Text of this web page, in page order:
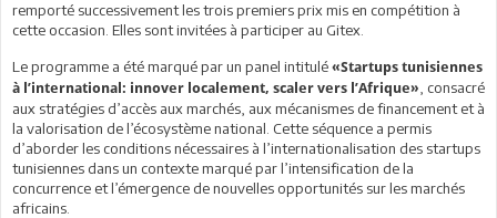
remporté successivement les trois premiers prix mis en compétition à
cette occasion. Elles sont invitées à participer au Gitex.
Le programme a été marqué par un panel intitulé «Startups tunisiennes
à l’international: innover localement, scaler vers l’Afrique» , consacré
aux stratégies d’accès aux marchés, aux mécanismes de financement et à
la valorisation de l’écosystème national. Cette séquence a permis
d’aborder les conditions nécessaires à l’internationalisation des startups
tunisiennes dans un contexte marqué par l’intensification de la
concurrence et l’émergence de nouvelles opportunités sur les marchés
africains.